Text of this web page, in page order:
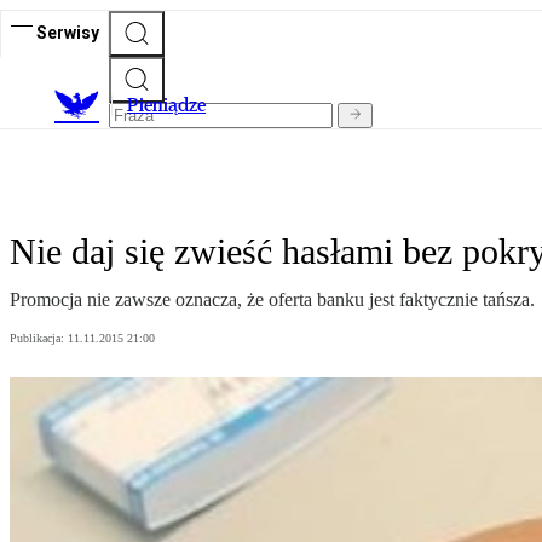
Serwisy
Pieniądze
Nie daj się zwieść hasłami bez
Promocja nie zawsze oznacza, że oferta banku jest faktycznie tańsza.
Publikacja: 11.11.2015 21:00